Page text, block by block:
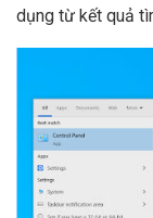
dụng từ kết quả